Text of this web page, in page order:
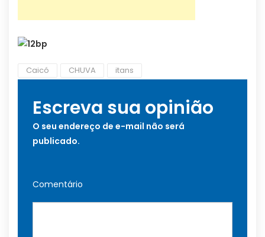
Caicó CHUVA itans
Escreva sua opinião
O seu endereço de e-mail não será
publicado.
Comentário